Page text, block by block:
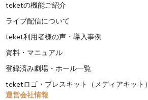
teketの機能ご紹介
ライブ配信について
teket利用者様の声・導入事例
資料・マニュアル
登録済み劇場・ホール一覧
teketロゴ・プレスキット（メディアキット）
運営会社情報